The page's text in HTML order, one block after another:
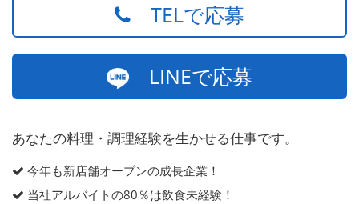
TELで応募
LINEで応募
あなたの料理・調理経験を生かせる仕事です。
今年も新店舗オープンの成長企業！
当社アルバイトの80％は飲食未経験！